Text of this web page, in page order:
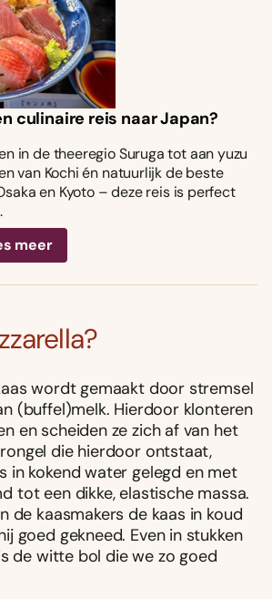
culinaire reis naar Japan?
in de theeregio Suruga tot aan yuzu
van Kochi én natuurlijk de beste
en Kyoto – deze reis is perfect
meer
wordt gemaakt door stremsel
(buffel)melk. Hierdoor klonteren
en scheiden ze zich af van het
die hierdoor ontstaat,
in kokend water gelegd en met
tot een dikke, elastische massa.
de kaasmakers de kaas in koud
goed gekneed. Even in stukken
de witte bol die we zo goed